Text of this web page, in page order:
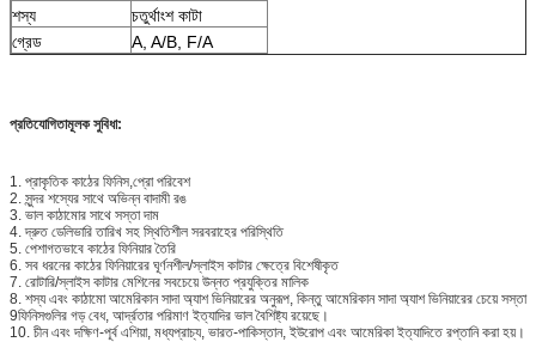
শস্য
চতুর্থাংশ কাটা
গ্রেড
A, A/B, F/A
প্রতিযোগিতামূলক সুবিধা:
1. প্রাকৃতিক কাঠের ফিনিস,প্রো পরিবেশ
2. সুন্দর শস্যের সাথে অভিন্ন বাদামী রঙ
3. ভাল কাঠামোর সাথে সস্তা দাম
4. দ্রুত ডেলিভারি তারিখ সহ স্থিতিশীল সরবরাহের পরিস্থিতি
5. পেশাগতভাবে কাঠের ফিনিয়ার তৈরি
6. সব ধরনের কাঠের ফিনিয়ারের ঘূর্ণনশীল/স্লাইস কাটার ক্ষেত্রে বিশেষীকৃত
7. রোটারি/স্লাইস কাটার মেশিনের সবচেয়ে উন্নত প্রযুক্তির মালিক
8. শস্য এবং কাঠামো আমেরিকান সাদা অ্যাশ ভিনিয়ারের অনুরূপ, কিন্তু আমেরিকান সাদা অ্যাশ ভিনিয়ারের চেয়ে সস্তা
9ফিনিসগুলির গড় বেধ, আর্দ্রতার পরিমাণ ইত্যাদির ভাল বৈশিষ্ট্য রয়েছে।
10. চীন এবং দক্ষিণ-পূর্ব এশিয়া, মধ্যপ্রাচ্য, ভারত-পাকিস্তান, ইউরোপ এবং আমেরিকা ইত্যাদিতে রপ্তানি করা হয়।